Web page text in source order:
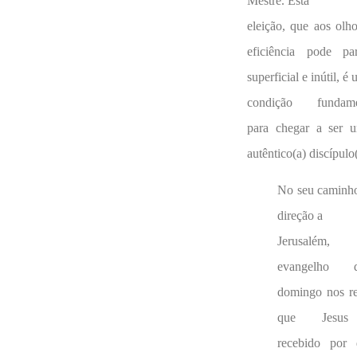
eleição, que aos
eficiência pode
superficial e inútil, é
condição
para chegar a ser
autêntico(a)
No seu
direção a
evangelho
domingo nos
que
recebido por